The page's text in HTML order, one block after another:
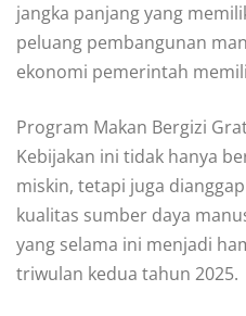
jangka panjang yang
peluang pembangunan
ekonomi pemerintah
Program Makan Bergizi
Kebijakan ini tidak hanya
miskin, tetapi juga
kualitas sumber daya
yang selama ini menjadi
triwulan kedua tahun 2025.